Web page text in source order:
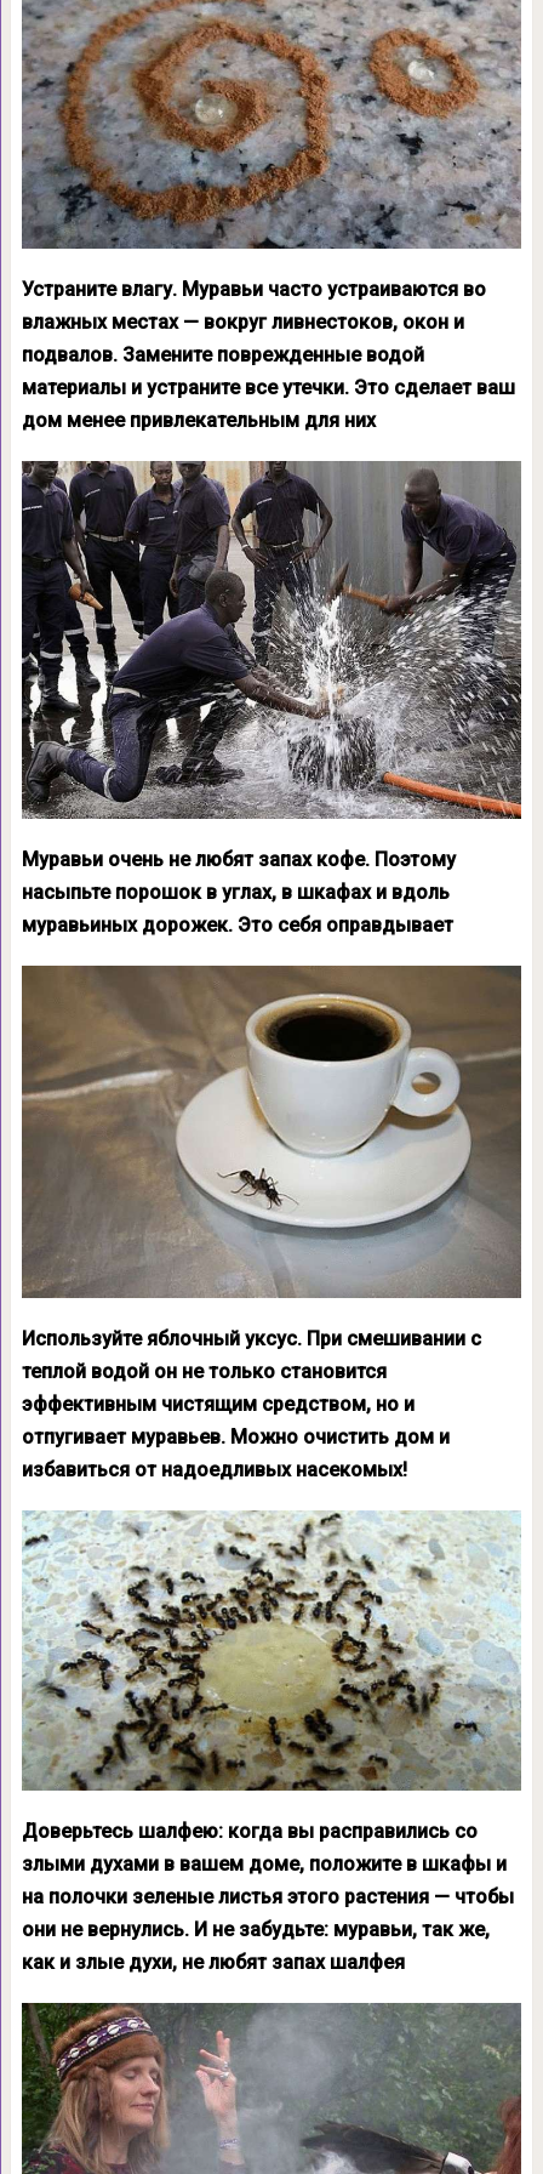
Устраните влагу. Муравьи часто устраиваются во
влажных местах — вокруг ливнестоков, окон и
подвалов. Замените поврежденные водой
материалы и устраните все утечки. Это сделает ваш
дом менее привлекательным для них
Муравьи очень не любят запах кофе. Поэтому
насыпьте порошок в углах, в шкафах и вдоль
муравьиных дорожек. Это себя оправдывает
Используйте яблочный уксус. При смешивании с
теплой водой он не только становится
эффективным чистящим средством, но и
отпугивает муравьев. Можно очистить дом и
избавиться от надоедливых насекомых!
Доверьтесь шалфею: когда вы расправились со
злыми духами в вашем доме, положите в шкафы и
на полочки зеленые листья этого растения — чтобы
они не вернулись. И не забудьте: муравьи, так же,
как и злые духи, не любят запах шалфея